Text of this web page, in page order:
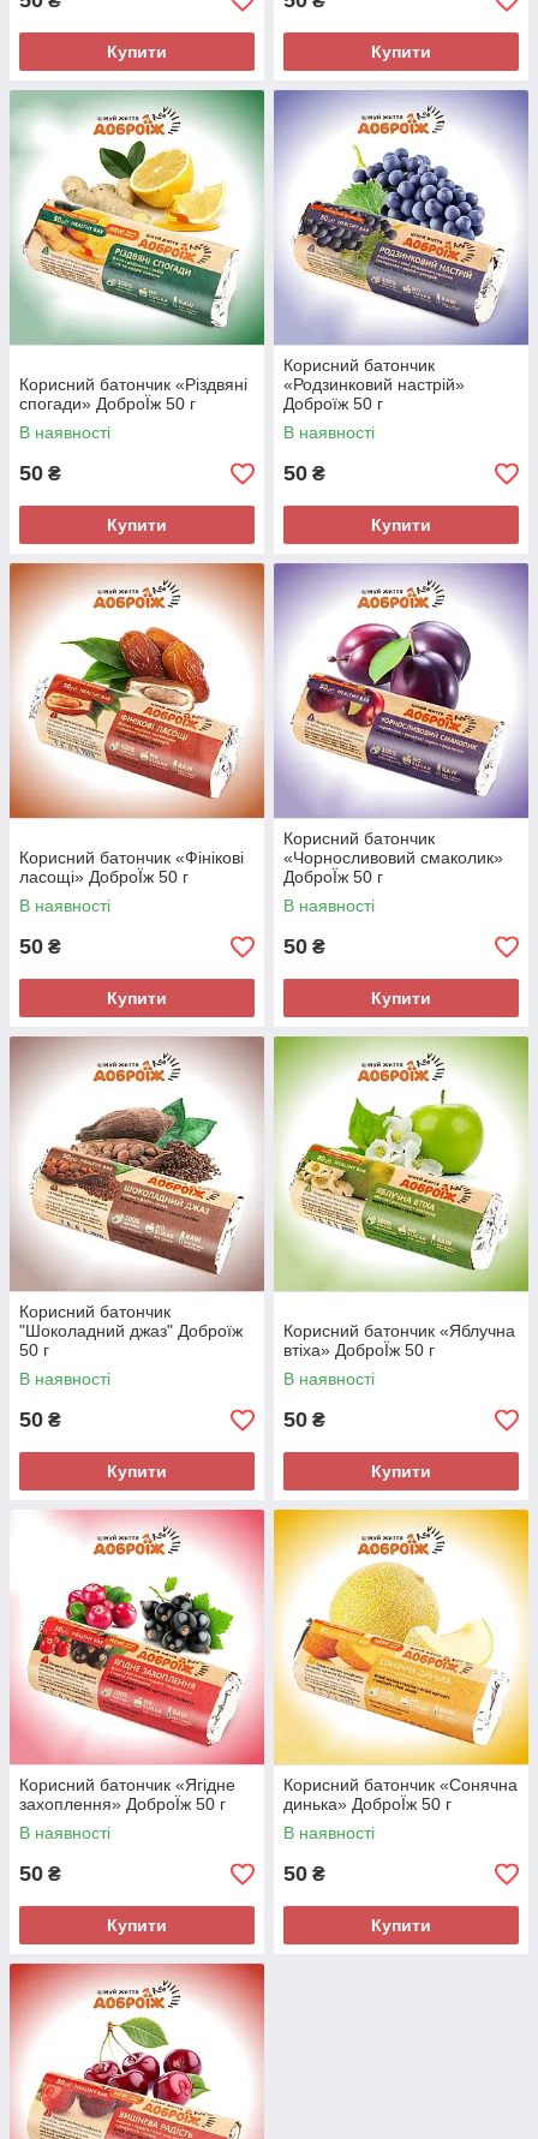
Купити Купити
Корисний батончик «Різдвяні
спогади» ДоброЇж 50 г
В наявності
50 ₴
Купити
Корисний батончик
«Родзинковий настрій»
Доброїж 50 г
В наявності
50 ₴
Купити
Корисний батончик «Фінікові
ласощі» ДоброЇж 50 г
В наявності
50 ₴
Купити
Корисний батончик
«Чорносливовий смаколик»
ДоброЇж 50 г
В наявності
50 ₴
Купити
Корисний батончик
"Шоколадний джаз" Доброїж
50 г
В наявності
50 ₴
Купити
Корисний батончик «Яблучна
втіха» ДоброЇж 50 г
В наявності
50 ₴
Купити
Корисний батончик «Ягідне
захоплення» ДоброЇж 50 г
В наявності
50 ₴
Купити
Корисний батончик «Сонячна
динька» ДоброЇж 50 г
В наявності
50 ₴
Купити